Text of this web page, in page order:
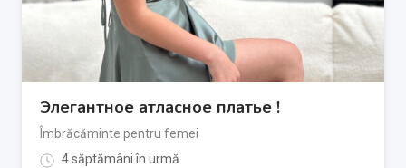
Элегантное атласное платье !
Îmbrăcăminte pentru femei
4 săptămâni în urmă